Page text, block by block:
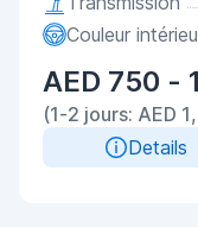
Couleur
AED 750 -
(1-2 jours: AED
Details